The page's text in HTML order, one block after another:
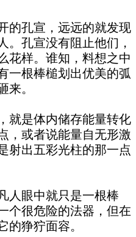
宣，远远的就发现
。孔宣没有阻止他们，
花样。谁知，料想之中
一根棒槌划出优美的弧
来。
体内储存能量转化
，或者说能量自无形激
射出五彩光柱的那一点
中就只是一根棒
个很危险的法器，但在
的狰狞面容。